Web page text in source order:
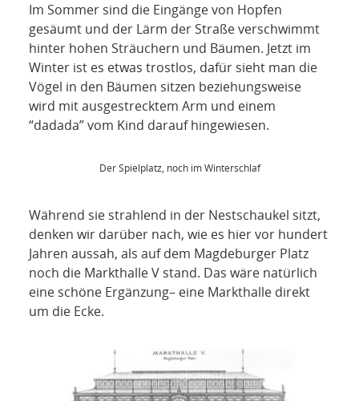
Im Sommer sind die Eingänge von Hopfen
gesäumt und der Lärm der Straße verschwimmt
hinter hohen Sträuchern und Bäumen. Jetzt im
Winter ist es etwas trostlos, dafür sieht man die
Vögel in den Bäumen sitzen beziehungsweise
wird mit ausgestrecktem Arm und einem
“dadada” vom Kind darauf hingewiesen.
Der Spielplatz, noch im Winterschlaf
Während sie strahlend in der Nestschaukel sitzt,
denken wir darüber nach, wie es hier vor hundert
Jahren aussah, als auf dem Magdeburger Platz
noch die Markthalle V stand. Das wäre natürlich
eine schöne Ergänzung– eine Markthalle direkt
um die Ecke.